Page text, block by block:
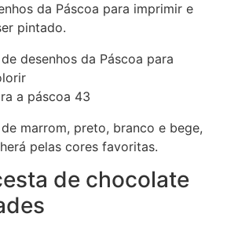
da Páscoa para imprimir e
pintado.
a páscoa 43
marrom, preto, branco e bege,
pelas cores favoritas.
de chocolate